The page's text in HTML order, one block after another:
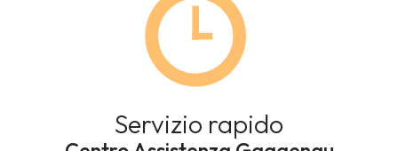
Servizio rapido